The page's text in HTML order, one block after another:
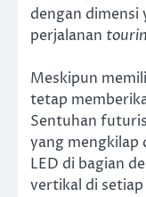
dengan dimensi
perjalanan
Meskipun
tetap
Sentuhan
yang mengkilap
LED di bagian
vertikal di setiap